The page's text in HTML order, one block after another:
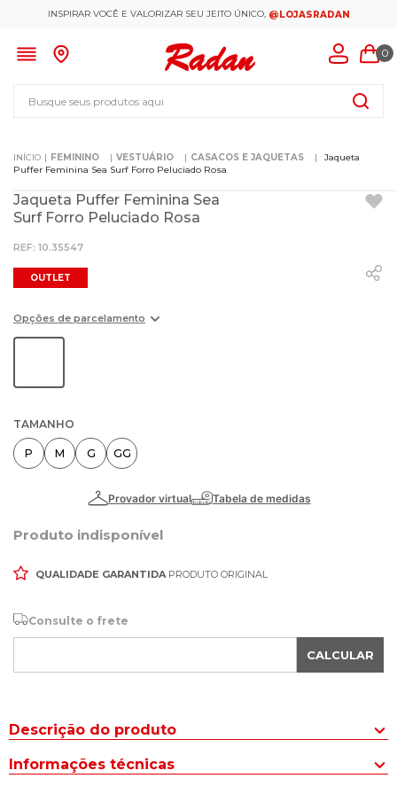
INSPIRAR VOCÊ E VALORIZAR SEU JEITO ÚNICO, @LOJASRADAN
0
FEMININO VESTUÁRIO CASACOS E JAQUETAS
Jaqueta
Puffer Feminina Sea Surf Forro Peluciado Rosa
Jaqueta Puffer Feminina Sea
Surf Forro Peluciado Rosa
: 10.35547
OUTLET
Opções de parcelamento
TAMANHO
P M G GG
Produto indisponível
QUALIDADE GARANTIDAPRODUTO ORIGINAL
Consulte o frete
CALCULAR
Descrição do produto
Prepare-se para a época mais fria do ano com a Jaqueta Puffer
Feminina Sea Surf Forro Peluciado Rosa e garanta looks com
Informações técnicas